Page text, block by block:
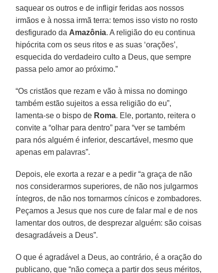
saquear os outros e de infligir feridas aos nossos
irmãos e à nossa irmã terra: temos isso visto no rosto
desfigurado da Amazônia. A religião do eu continua
hipócrita com os seus ritos e as suas ‘orações’,
esquecida do verdadeiro culto a Deus, que sempre
passa pelo amor ao próximo.”
“Os cristãos que rezam e vão à missa no domingo
também estão sujeitos a essa religião do eu”,
lamenta-se o bispo de Roma. Ele, portanto, reitera o
convite a “olhar para dentro” para “ver se também
para nós alguém é inferior, descartável, mesmo que
apenas em palavras”.
Depois, ele exorta a rezar e a pedir “a graça de não
nos considerarmos superiores, de não nos julgarmos
íntegros, de não nos tornarmos cínicos e zombadores.
Peçamos a Jesus que nos cure de falar mal e de nos
lamentar dos outros, de desprezar alguém: são coisas
desagradáveis a Deus”.
O que é agradável a Deus, ao contrário, é a oração do
publicano, que “não começa a partir dos seus méritos,